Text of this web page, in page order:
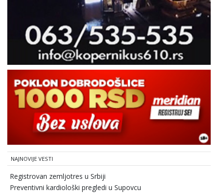
NAJNOVIJE VESTI
Registrovan zemljotres u Srbiji
Preventivni kardiološki pregledi u Supovcu